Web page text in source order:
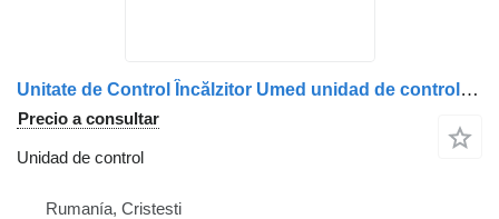
Unitate de Control Încălzitor Umed unidad de control para Scania 2160812 2488908 1722532 1768751 1857080 camión
Precio a consultar
Unidad de control
Rumanía, Cristesti